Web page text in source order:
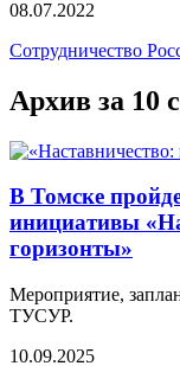
08.07.2022
Сотрудничество
Архив за 10
В Томске
инициативы
горизонты»
Мероприятие,
ТУСУР.
10.09.2025